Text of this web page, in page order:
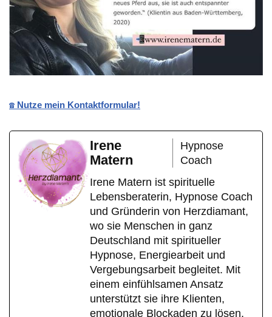
☎️ Nutze mein Kontaktformular!
Irene
Matern
Hypnose
Coach
Irene Matern ist spirituelle
Lebensberaterin, Hypnose Coach
und Gründerin von Herzdiamant,
wo sie Menschen in ganz
Deutschland mit spiritueller
Hypnose, Energiearbeit und
Vergebungsarbeit begleitet. Mit
einem einfühlsamen Ansatz
unterstützt sie ihre Klienten,
emotionale Blockaden zu lösen,